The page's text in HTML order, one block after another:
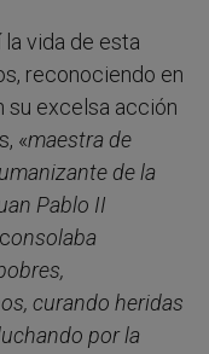
vida de esta
reconociendo en
su excelsa acción
«maestra de
de la
Pablo II
onsolaba
curando heridas
por la